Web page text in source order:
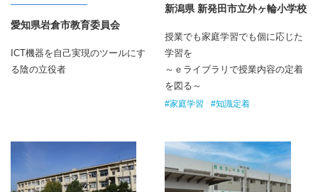
愛知県岩倉市教育委員会
ICT機器を自己実現のツールにす
る陰の立役者
新潟県 新発田市立外ヶ輪小学校
授業でも家庭学習でも個に応じた
学習を
～ｅライブラリで授業内容の定着
を図る～
#家庭学習 #知識定着